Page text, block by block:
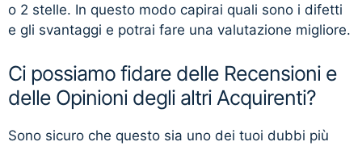
o 2 stelle. In questo modo capirai quali sono i difetti
e gli svantaggi e potrai fare una valutazione migliore.
Ci possiamo fidare delle Recensioni e
delle Opinioni degli altri Acquirenti?
Sono sicuro che questo sia uno dei tuoi dubbi più